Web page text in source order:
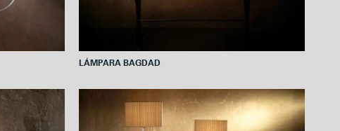
LÁMPARA BAGDAD